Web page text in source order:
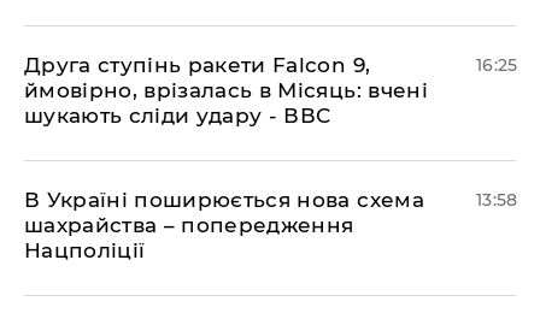
​Друга ступінь ракети Falcon 9,
ймовірно, врізалась в Місяць: вчені
шукають сліди удару - ВВС
16:25
В Україні поширюється нова схема
шахрайства – попередження
Нацполіції
13:58